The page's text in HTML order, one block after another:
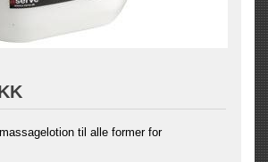
til alle former for